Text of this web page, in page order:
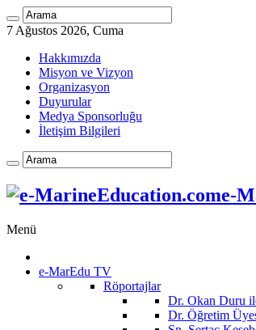
7 Ağustos 2026, Cuma
Hakkımızda
Misyon ve Vizyon
Organizasyon
Duyurular
Medya Sponsorluğu
İletişim Bilgileri
e-
Menü
e-MarEdu TV
Röportajlar
Dr. Okan Duru
Dr. Öğretim